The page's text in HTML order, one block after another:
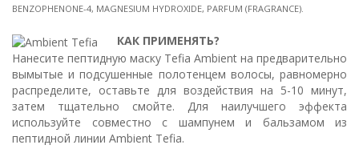
BENZOPHENONE-4, MAGNESIUM HYDROXIDE, PARFUM (FRAGRANCE).
КАК ПРИМЕНЯТЬ?
Нанесите пептидную маску Tefia Ambient на предварительно
вымытые и подсушенные полотенцем волосы, равномерно
распределите, оставьте для воздействия на 5-10 минут,
затем тщательно смойте. Для наилучшего эффекта
используйте совместно с шампунем и бальзамом из
пептидной линии Ambient Tefia.